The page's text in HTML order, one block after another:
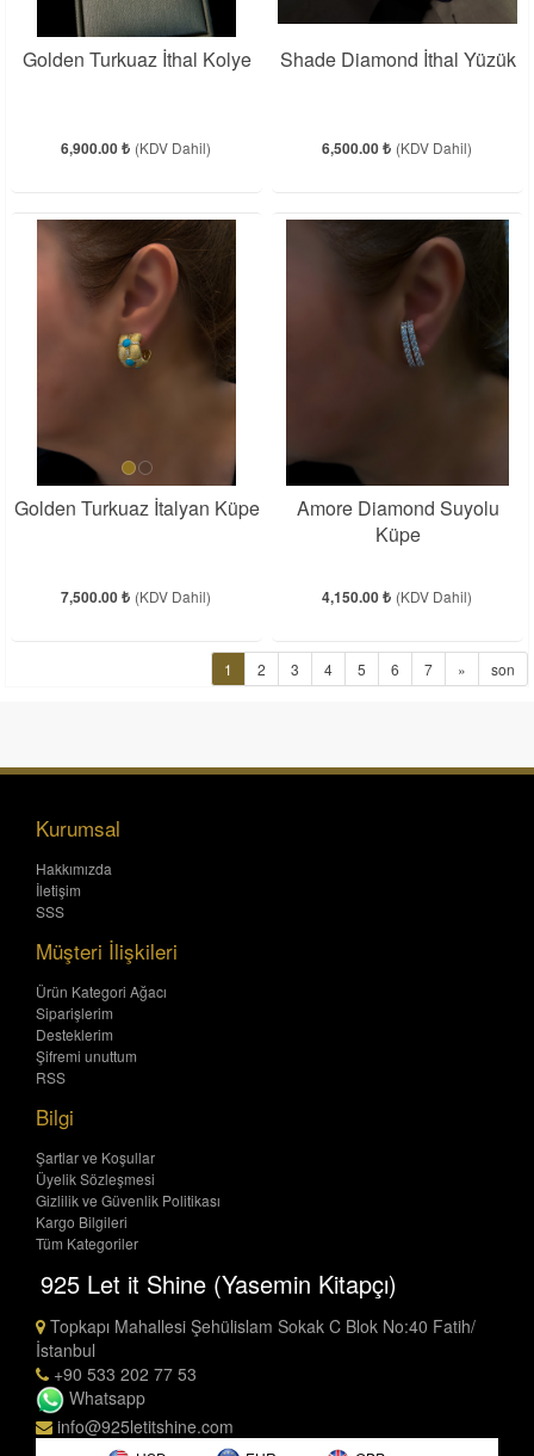
Golden Turkuaz İthal Kolye
6,900.00 ₺ (KDV Dahil)
Shade Diamond İthal Yüzük
6,500.00 ₺ (KDV Dahil)
Golden Turkuaz İtalyan Küpe
7,500.00 ₺ (KDV Dahil)
Amore Diamond Suyolu
Küpe
4,150.00 ₺ (KDV Dahil)
1 2 3 4 5 6 7 » son
Kurumsal
Hakkımızda
İletişim
SSS
Müşteri İlişkileri
Ürün Kategori Ağacı
Siparişlerim
Desteklerim
Şifremi unuttum
RSS
Bilgi
Şartlar ve Koşullar
Üyelik Sözleşmesi
Gizlilik ve Güvenlik Politikası
Kargo Bilgileri
Tüm Kategoriler
925 Let it Shine (Yasemin Kitapçı)
Topkapı Mahallesi Şehülislam Sokak C Blok No:40 Fatih/
İstanbul
+90 533 202 77 53
Whatsapp
info@925letitshine.com